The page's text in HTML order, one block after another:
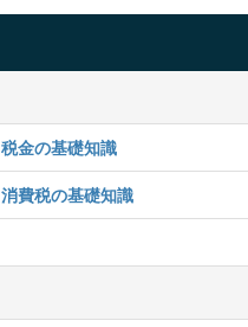
税金の基礎知識
消費税の基礎知識